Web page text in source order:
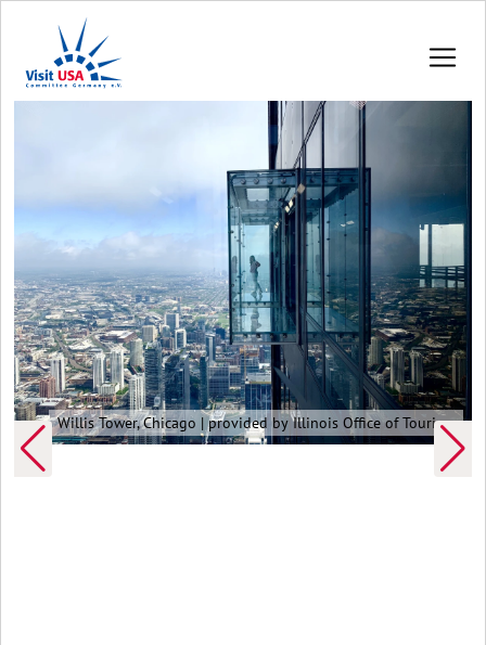
Willis Tower, Chicago | provided by Illinois Office of Tourism